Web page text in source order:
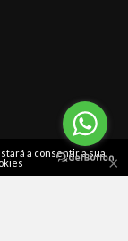
a consentir a sua ×